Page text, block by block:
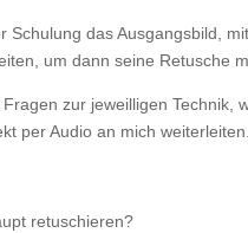
das Ausgangsbild,
um dann seine Retusche
zur jeweilligen Technik,
per Audio an mich weiterleiten.
retuschieren?